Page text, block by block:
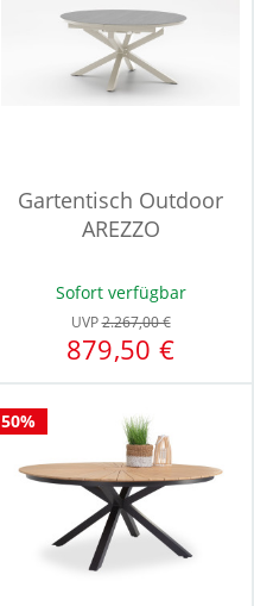
Gartentisch Outdoor
AREZZO
Sofort verfügbar
UVP2.267,00 €
879,50 €
50%